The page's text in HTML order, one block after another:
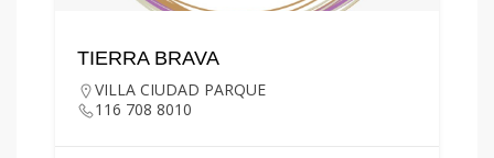
TIERRA BRAVA
VILLA CIUDAD PARQUE
116 708 8010